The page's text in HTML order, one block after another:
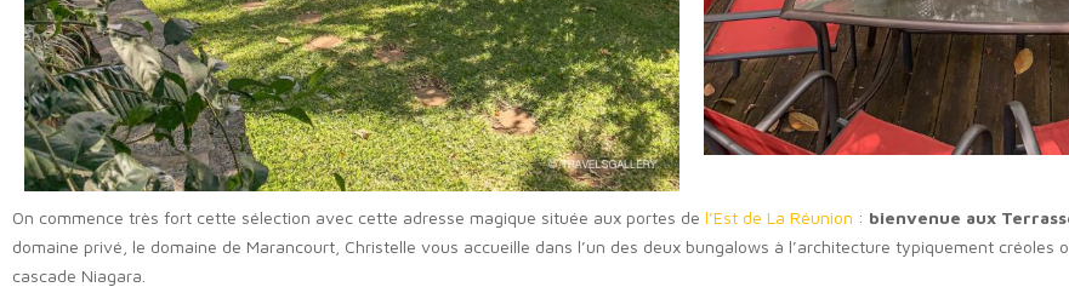
On commence très fort cette sélection avec cette adresse magique située aux portes de l’Est de La Réunion : bienvenue aux
domaine privé, le domaine de Marancourt, Christelle vous accueille dans l’un des deux bungalows à l’architecture typiquement créoles
cascade Niagara.